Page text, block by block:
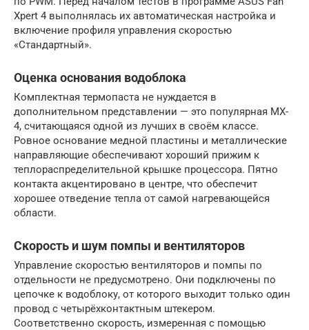
Xpert 4 выполнялась их автоматическая настройка и
включение профиля управления скоростью
«Стандартный».
Оценка основания водоблока
Комплектная термопаста не нуждается в
дополнительном представлении — это популярная MX-
4, считающаяся одной из лучших в своём классе.
Ровное основание медной пластины и металлические
направляющие обеспечивают хороший прижим к
теплораспределительной крышке процессора. Пятно
контакта акцентировано в центре, что обеспечит
хорошее отведение тепла от самой нагревающейся
области.
Скорость и шум помпы и вентиляторов
Управление скоростью вентиляторов и помпы по
отдельности не предусмотрено. Они подключены по
цепочке к водоблоку, от которого выходит только один
провод с четырёхконтактным штекером.
Соответственно скорость, измеренная с помощью